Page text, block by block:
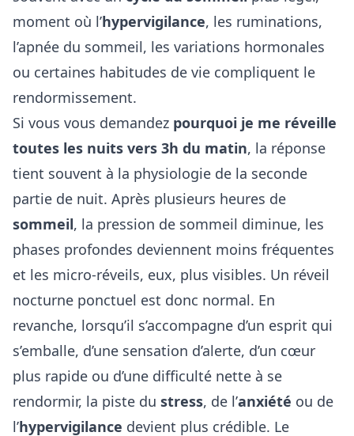
moment où l’hypervigilance, les ruminations,
l’apnée du sommeil, les variations hormonales
ou certaines habitudes de vie compliquent le
rendormissement.
Si vous vous demandez pourquoi je me réveille
toutes les nuits vers 3h du matin, la réponse
tient souvent à la physiologie de la seconde
partie de nuit. Après plusieurs heures de
sommeil, la pression de sommeil diminue, les
phases profondes deviennent moins fréquentes
et les micro-réveils, eux, plus visibles. Un réveil
nocturne ponctuel est donc normal. En
revanche, lorsqu’il s’accompagne d’un esprit qui
s’emballe, d’une sensation d’alerte, d’un cœur
plus rapide ou d’une difficulté nette à se
rendormir, la piste du stress, de l’anxiété ou de
l’hypervigilance devient plus crédible. Le